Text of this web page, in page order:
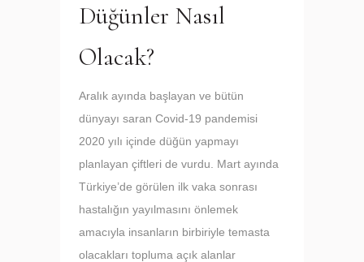
Düğünler Nasıl
Olacak?
Aralık ayında başlayan ve bütün
dünyayı saran Covid-19 pandemisi
2020 yılı içinde düğün yapmayı
planlayan çiftleri de vurdu. Mart ayında
Türkiye’de görülen ilk vaka sonrası
hastalığın yayılmasını önlemek
amacıyla insanların birbiriyle temasta
olacakları topluma açık alanlar